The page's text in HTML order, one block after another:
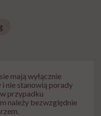
mają wyłącznie
nie stanowią porady
przypadku
należy bezwzględnie